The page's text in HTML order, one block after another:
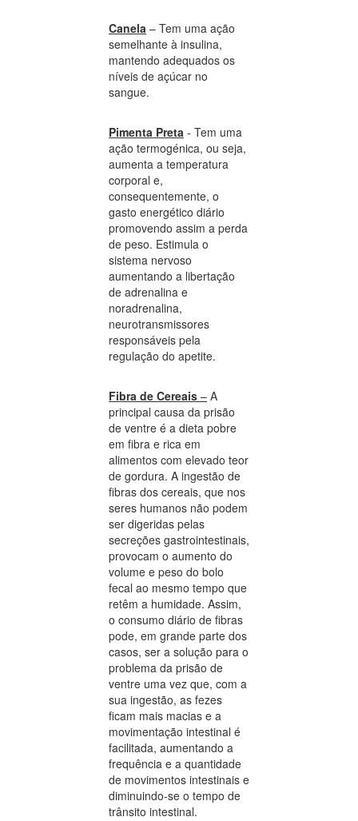
Canela – Tem uma ação
semelhante à insulina,
mantendo adequados os
níveis de açúcar no
sangue.
Pimenta Preta - Tem uma
ação termogénica, ou seja,
aumenta a temperatura
corporal e,
consequentemente, o
gasto energético diário
promovendo assim a perda
de peso. Estimula o
sistema nervoso
aumentando a libertação
de adrenalina e
noradrenalina,
neurotransmissores
responsáveis pela
regulação do apetite.
Fibra de Cereais – A
principal causa da prisão
de ventre é a dieta pobre
em fibra e rica em
alimentos com elevado teor
de gordura. A ingestão de
fibras dos cereais, que nos
seres humanos não podem
ser digeridas pelas
secreções gastrointestinais,
provocam o aumento do
volume e peso do bolo
fecal ao mesmo tempo que
retêm a humidade. Assim,
o consumo diário de fibras
pode, em grande parte dos
casos, ser a solução para o
problema da prisão de
ventre uma vez que, com a
sua ingestão, as fezes
ficam mais macias e a
movimentação intestinal é
facilitada, aumentando a
frequência e a quantidade
de movimentos intestinais e
diminuindo-se o tempo de
trânsito intestinal.